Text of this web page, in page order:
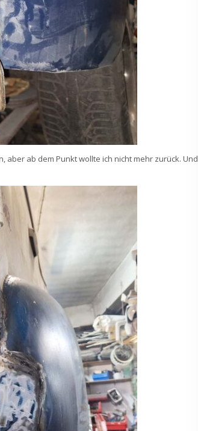
aber ab dem Punkt wollte ich nicht mehr zurück. Und